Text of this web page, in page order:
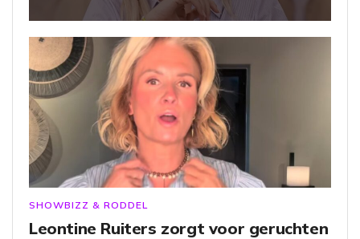
SHOWBIZZ & RODDEL
Leontine Ruiters zorgt voor geruchten